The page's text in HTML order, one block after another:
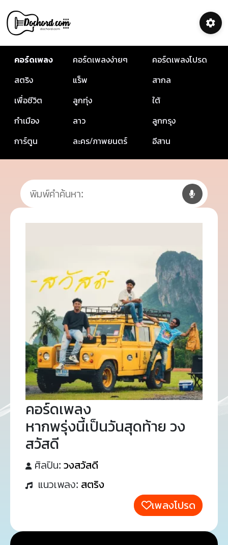
คอร์ดเพลง คอร์ดเพลงง่ายๆ
คอร์ดเพลงโปรด
สตริง
แร็พ
สากล
เพื่อชีวิต
ลูกทุ่ง
ใต้
กำเมือง
ลาว
ลูกกรุง
การ์ตูน
ละคร/ภาพยนตร์ อีสาน
คอร์ดเพลง
หากพรุ่งนี้เป็นวันสุดท้าย วง
สวัสดี
ศิลปิน: วงสวัสดี
แนวเพลง: สตริง
เพลงโปรด